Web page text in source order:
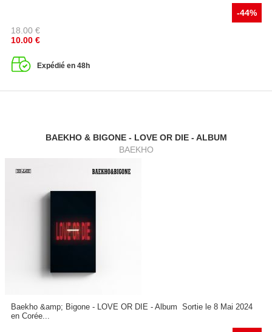
-44%
18.00 €
10.00 €
Expédié en 48h
BAEKHO & BIGONE - LOVE OR DIE - ALBUM
BAEKHO
Baekho &amp; Bigone - LOVE OR DIE - Album Sortie le 8 Mai 2024
en Corée...